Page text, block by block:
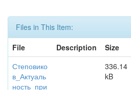
Files in This Item:
File
Description Size
Степовико
в_Актуаль
ность_при
336.14
kB